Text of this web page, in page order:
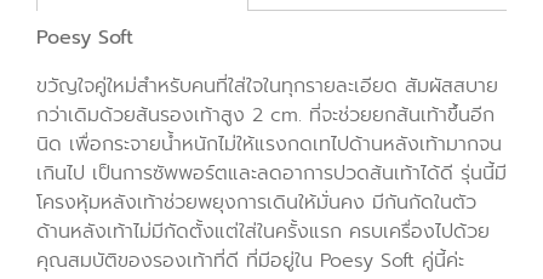
Poesy Soft
ขวัญใจคู่ใหม่สำหรับคนที่ใส่ใจในทุกรายละเอียด สัมผัสสบาย
กว่าเดิมด้วยส้นรองเท้าสูง 2 cm. ที่จะช่วยยกส้นเท้าขึ้นอีก
นิด เพื่อกระจายน้ำหนักไม่ให้แรงกดเทไปด้านหลังเท้ามากจน
เกินไป เป็นการซัพพอร์ตและลดอาการปวดส้นเท้าได้ดี รุ่นนี้มี
โครงหุ้มหลังเท้าช่วยพยุงการเดินให้มั่นคง มีกันกัดในตัว
ด้านหลังเท้าไม่มีกัดตั้งแต่ใส่ในครั้งแรก ครบเครื่องไปด้วย
คุณสมบัติของรองเท้าที่ดี ที่มีอยู่ใน Poesy Soft คู่นี้ค่ะ